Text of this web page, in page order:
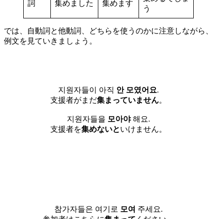
詞 集めました 集めます
う
では、自動詞と他動詞、どちらを使うのかに注意しながら、
例文を見ていきましょう。
지원자들이 아직 안 모였어요.
支援者がまだ集まっていません。
지원자들을 모아야해요.
支援者を集めないといけません。
참가자들은 여기로 모여 주세요.